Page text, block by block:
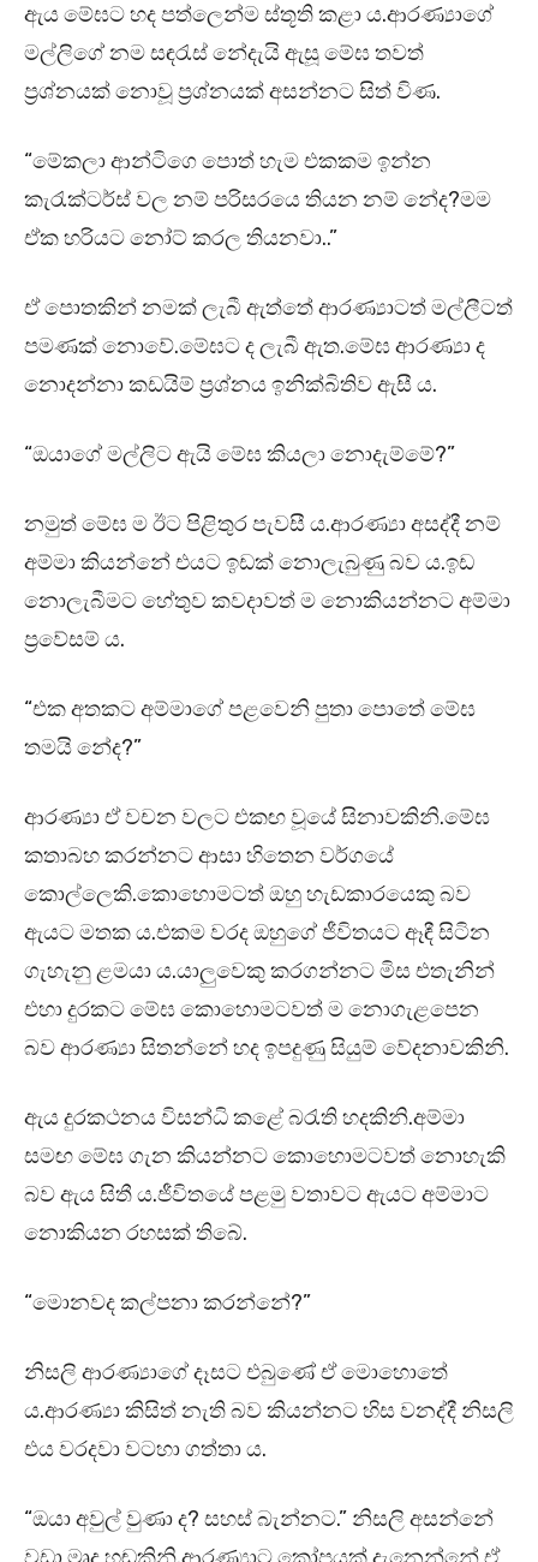
ඇය මේඝට හද පත්ලෙන්ම ස්තූති කළා ය.ආරණ්‍යාගේ
මල්ලිගේ නම සඳරැස් නේදැයි ඇසූ මේඝ තවත්
ප්‍රශ්නයක් නොවූ ප්‍රශ්නයක් අසන්නට සිත් විණ.
“මේකලා ආන්ටිගෙ පොත් හැම එකකම ඉන්න
කැරැක්ටර්ස් වල නම් පරිසරයෙ තියන නම් නේද?මම
ඒක හරියට නෝට් කරල තියනවා..”
ඒ පොතකින් නමක් ලැබී ඇත්තේ ආරණ්‍යාටත් මල්ලීටත්
පමණක් නොවේ.මේඝට ද ලැබී ඇත.මේඝ ආරණ්‍යා ද
නොදන්නා කඩයිම් ප්‍රශ්නය ඉනික්බිතිව ඇසී ය.
“ඔයාගේ මල්ලිට ඇයි මේඝ කියලා නොදැම්මේ?”
නමුත් මේඝ ම ඊට පිළිතුර පැවසී ය.ආරණ්‍යා අසද්දී නම්
අම්මා කියන්නේ එයට ඉඩක් නොලැබුණු බව ය.ඉඩ
නොලැබීමට හේතුව කවදාවත් ම නොකියන්නට අම්මා
ප්‍රවේසම් ය.
“එක අතකට අම්මාගේ පළවෙනි පුතා පොතේ මේඝ
තමයි නේද?”
ආරණ්‍යා ඒ වචන වලට එකඟ වූයේ සිනාවකිනි.මේඝ
කතාබහ කරන්නට ආසා හිතෙන වර්ගයේ
කොල්ලෙකි.කොහොමටත් ඔහු හැඩකාරයෙකු බව
ඇයට මතක ය.එකම වරද ඔහුගේ ජීවිතයට ඈඳී සිටින
ගැහැනු ළමයා ය.යාලුවෙකු කරගන්නට මිස එතැනින්
එහා දුරකට මේඝ කොහොමටවත් ම නොගැළපෙන
බව ආරණ්‍යා සිතන්නේ හද ඉපදුණු සියුම් වේදනාවකිනි.
ඇය දුරකථනය විසන්ධි කළේ බරැති හදකිනි.අම්මා
සමඟ මේඝ ගැන කියන්නට කොහොමටවත් නොහැකි
බව ඇය සිතී ය.ජීවිතයේ පළමු වතාවට ඇයට අම්මාට
නොකියන රහසක් තිබේ.
“මොනවද කල්පනා කරන්නේ?”
නිසලි ආරණ්‍යාගේ දෑසට එබුණේ ඒ මොහොතේ
ය.ආරණ්‍යා කිසිත් නැති බව කියන්නට හිස වනද්දී නිසලි
එය වරදවා වටහා ගත්තා ය.
“ඔයා අවුල් වුණා ද? සහස් බැන්නට.” නිසලි අසන්නේ